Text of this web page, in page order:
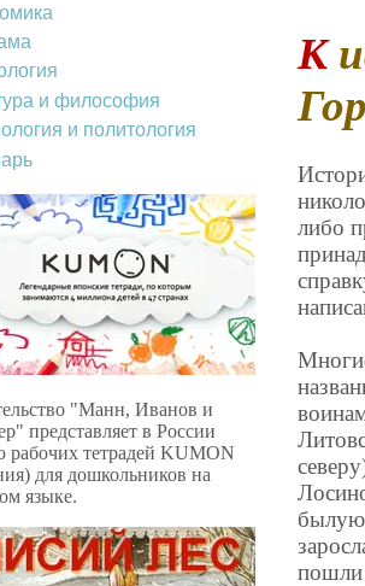
и философия
и политология
"Манн, Иванов и
представляет в России
рабочих тетрадей KUMON
для дошкольников на
языке.
К историческому очерку о Николиной
либо
былую
пошли